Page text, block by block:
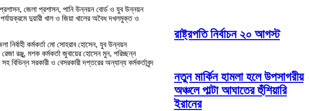
প্রশাসন, জেলা প্রশাসন, পানি উন্নয়ন বোর্ড ও যুব উন্নয়ন
দুয়ারী খাল ও জিয়া খালের অবৈধ দখলমুক্ত ও
নির্বাহী কর্মকর্তা মো সোহরাব হোসেন, যুব উন্নয়ন
রঞ্জু, মশক কর্মকর্তা জুবায়ের হোসেন মুন, পরিচ্ছন্ন
বিভিন্ন সরকারী ও বেসরকারী দপ্তরের অন্যান্য কর্মকর্তাবৃন্দ
রাষ্ট্রপতি নির্বাচন ২০ আগস্ট
নতুন মার্কিন হামলা হলে উপসাগরীয়
অঞ্চলে পাল্টা আঘাতের হুঁশিয়ারি
ইরানের